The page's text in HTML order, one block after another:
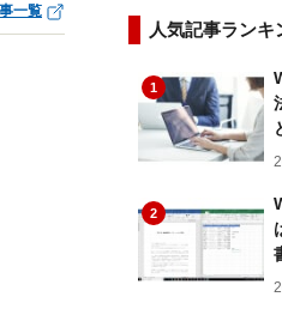
一覧
人気記事ランキ
1
2